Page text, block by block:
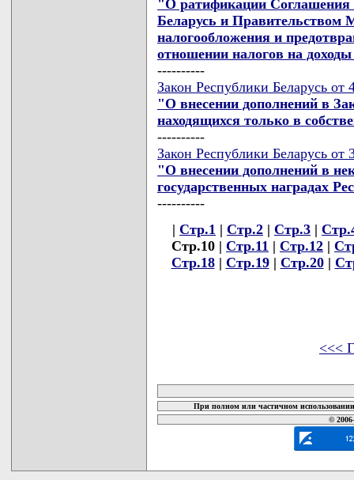
"О ратификации Соглашения
Беларусь и Правительством
налогообложения и
отношении налогов на
----------
Закон Республики Беларусь от
"О внесении дополнений в
находящихся только в
----------
Закон Республики Беларусь от
"О внесении дополнений в
государственных наградах
----------
| Стр.1 | Стр.2 | Стр.3 |
Стр.10 | Стр.11 | Стр.12 |
Стр.18| Стр.19| Стр.20|
<<<
При полном или частичном
©